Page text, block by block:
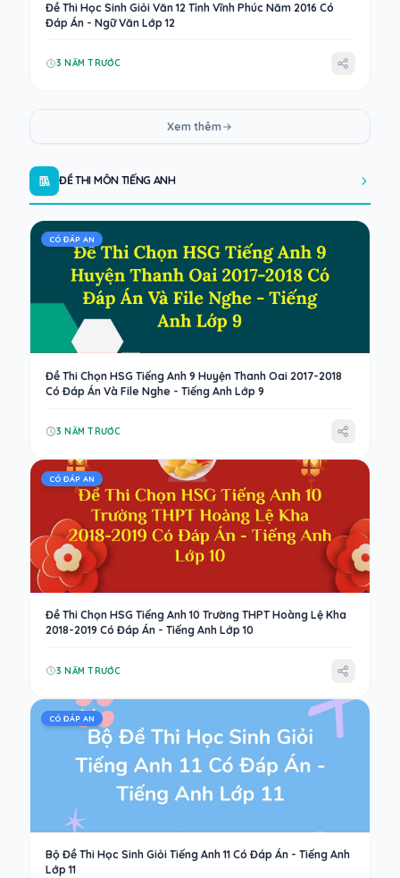
Đề Thi Học Sinh Giỏi Văn 12 Tỉnh Vĩnh Phúc Năm 2016 Có
Đáp Án - Ngữ Văn Lớp 12
3 NĂM TRƯỚC
Xem thêm
ĐỀ THI MÔN TIẾNG ANH
CÓ ĐÁP AN
Đề Thi Chọn HSG Tiếng Anh 9 Huyện Thanh Oai 2017-2018
Có Đáp Án Và File Nghe - Tiếng Anh Lớp 9
3 NĂM TRƯỚC
CÓ ĐÁP AN
Đề Thi Chọn HSG Tiếng Anh 10 Trường THPT Hoàng Lệ Kha
2018-2019 Có Đáp Án - Tiếng Anh Lớp 10
3 NĂM TRƯỚC
CÓ ĐÁP AN
Bộ Đề Thi Học Sinh Giỏi Tiếng Anh 11 Có Đáp Án - Tiếng Anh
Lớp 11